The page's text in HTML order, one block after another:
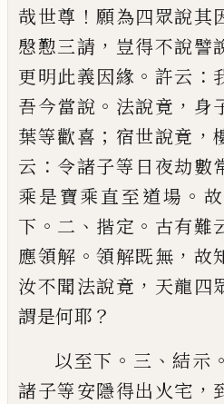
哉世尊 ！ 願為四眾說其
慇懃三請 ， 豈得不說譬
更明此義因緣 。 許云 ：
吾今當說 。 法說竟 ， 身
葉等歡喜 ； 宿世說竟 ，
云 ：令諸子等日夜劫數
乘是寶乘直至道場 。
下 。 二 、 揩定 。 古有難
應領解 。領解既無 ， 故
汝不聞法說竟 ， 天龍四
謂是何耶 ？
以至下 。 三 、結示 。
諸子等安隱得出火宅 ，